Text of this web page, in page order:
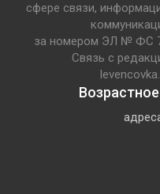
сфере связи,
за номером ЭЛ № ФС
Связь с